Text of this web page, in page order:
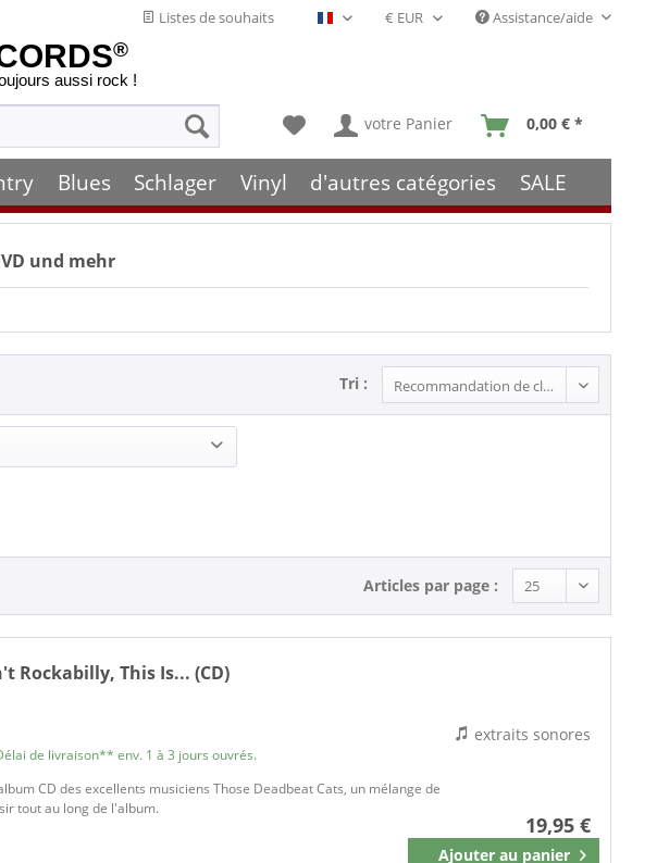
Listes de souhaits Français- FR Assistance/aide
®
aussi rock !
votre Panier 0,00 € *
Blues Schlager Vinyl d'autres catégories SALE
und mehr
Tri :
Articles par page :
Rockabilly, This Is... (CD)
de livraison** env. 1 à 3 jours ouvrés.
CD des excellents musiciens Those Deadbeat Cats, un mélange de
tout au long de l'album.
19,95 €
Ajouter au panier
extraits sonores